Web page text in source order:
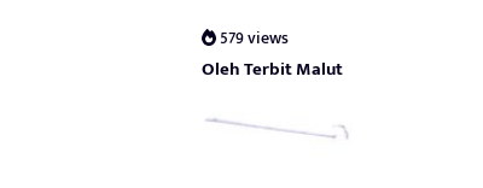
579 views
Oleh Terbit Malut